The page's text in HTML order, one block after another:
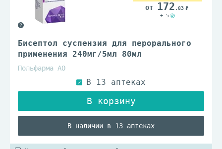
Бисептол суспензия для перорального
применения 240мг/5мл 80мл
Польфарма АО
В наличии в 13 аптеках
172 .83
+ 5